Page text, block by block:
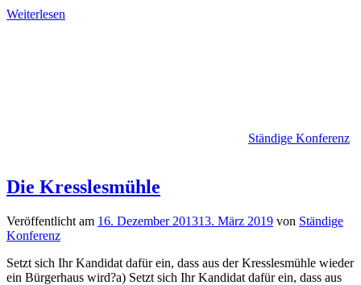
Weiterlesen
Ständige Konferenz
Die Kresslesmühle
Veröffentlicht am 16. Dezember 201313. März 2019 von Ständige
Konferenz
Setzt sich Ihr Kandidat dafür ein, dass aus der Kresslesmühle wieder
ein Bürgerhaus wird?a) Setzt sich Ihr Kandidat dafür ein, dass aus